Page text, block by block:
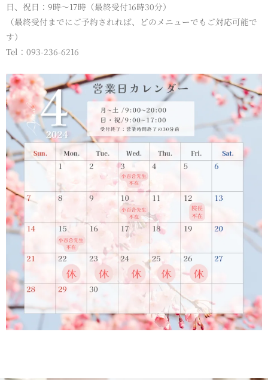
日、祝日：9時～17時（最終受付16時30分）
（最終受付までにご予約されれば、どのメニューでもご対応可能で
す）
Tel：093-236-6216